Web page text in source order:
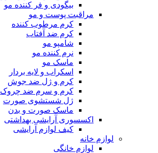
بیگودی و فر کننده مو
مراقبت پوست و مو
کرم مرطوب کننده
کرم ضد آفتاب
شامپو مو
نرم کننده مو
ماسک مو
اسکراب و لایه بردار
کرم و ژل ضد جوش
کرم و سرم ضد چروک
ژل شستشوی صورت
ماسک صورت و بدن
اکسسوری آرایشی بهداشتی
کیف لوازم آرایشی
لوازم خانه
لوازم خانگی